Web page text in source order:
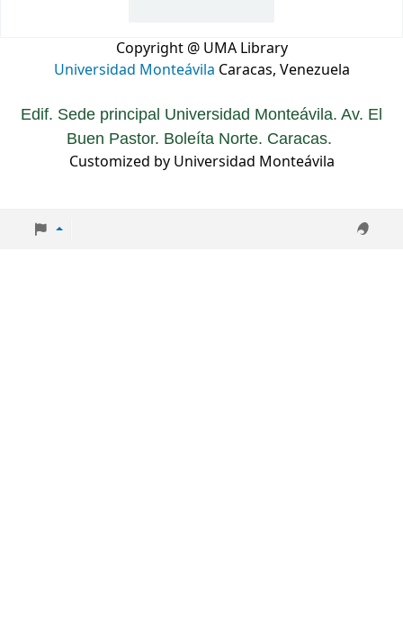
Copyright @ UMA Library
Universidad Monteávila Caracas, Venezuela
Edif. Sede principal Universidad Monteávila. Av. El
Buen Pastor. Boleíta Norte. Caracas.
Customized by Universidad Monteávila